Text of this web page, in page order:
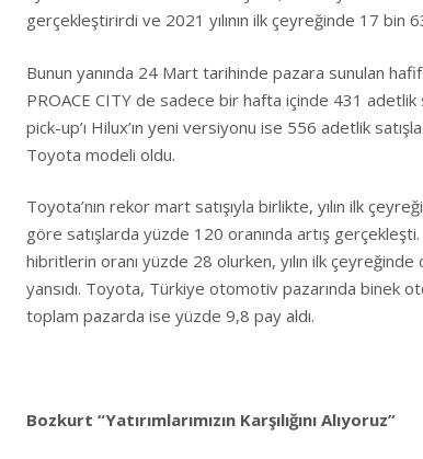
gerçekleştirirdi ve 2021 yılının ilk çeyreğinde 17 bin
Bunun yanında 24 Mart tarihinde pazara sunulan
PROACE CITY de sadece bir hafta içinde 431 adetlik
pick-up’ı Hilux’ın yeni versiyonu ise 556 adetlik
Toyota modeli oldu.
Toyota’nın rekor mart satışıyla birlikte, yılın ilk
göre satışlarda yüzde 120 oranında artış gerçekleşti.
hibritlerin oranı yüzde 28 olurken, yılın ilk
yansıdı. Toyota, Türkiye otomotiv pazarında binek
toplam pazarda ise yüzde 9,8 pay aldı.
Bozkurt “Yatırımlarımızın Karşılığını Alıyoruz”